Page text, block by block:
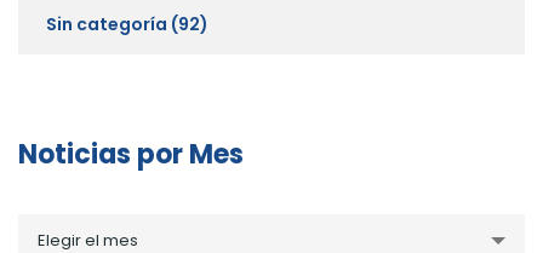
Sin categoría (92)
Noticias por Mes
Elegir el mes